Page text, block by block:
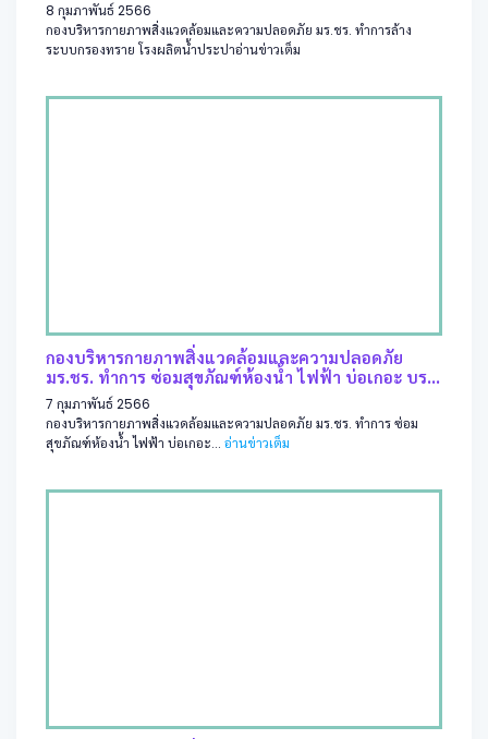
8 กุมภาพันธ์ 2566
กองบริหารกายภาพสิ่งแวดล้อมและความปลอดภัย มร.ชร. ทำการล้าง
ระบบกรองทราย โรงผลิตน้ำประปาอ่านข่าวเต็ม
กองบริหารกายภาพสิ่งแวดล้อมและความปลอดภัย
มร.ชร. ทำการ ซ่อมสุขภัณฑ์ห้องน้ำ ไฟฟ้า บ่อเกอะ บร...
7 กุมภาพันธ์ 2566
กองบริหารกายภาพสิ่งแวดล้อมและความปลอดภัย มร.ชร. ทำการ ซ่อม
สุขภัณฑ์ห้องน้ำ ไฟฟ้า บ่อเกอะ... อ่านข่าวเต็ม